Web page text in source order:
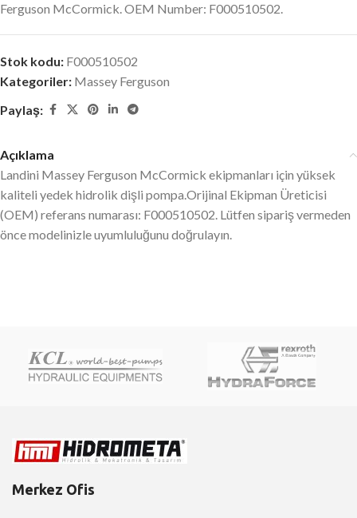
Ferguson McCormick. OEM Number: F000510502.
Stok kodu: F000510502
Kategoriler: Massey Ferguson
Paylaş:
Açıklama
Landini Massey Ferguson McCormick ekipmanları için yüksek
kaliteli yedek hidrolik dişli pompa.Orijinal Ekipman Üreticisi
(OEM) referans numarası: F000510502. Lütfen sipariş vermeden
önce modelinizle uyumluluğunu doğrulayın.
Merkez Ofis